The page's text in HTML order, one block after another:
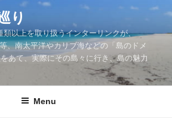
り
類以上を取り扱うインターリンクが、
、南太平洋やカリブ海などの「島のドメ
あて、実際にその島々に行き、島の魅力
Menu